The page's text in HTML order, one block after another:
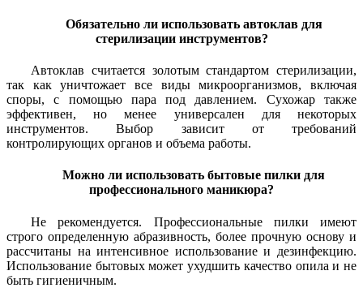
Обязательно ли использовать автоклав для
стерилизации инструментов?
Автоклав считается золотым стандартом стерилизации,
так как уничтожает все виды микроорганизмов, включая
споры, с помощью пара под давлением. Сухожар также
эффективен, но менее универсален для некоторых
инструментов. Выбор зависит от требований
контролирующих органов и объема работы.
Можно ли использовать бытовые пилки для
профессионального маникюра?
Не рекомендуется. Профессиональные пилки имеют
строго определенную абразивность, более прочную основу и
рассчитаны на интенсивное использование и дезинфекцию.
Использование бытовых может ухудшить качество опила и не
быть гигиеничным.